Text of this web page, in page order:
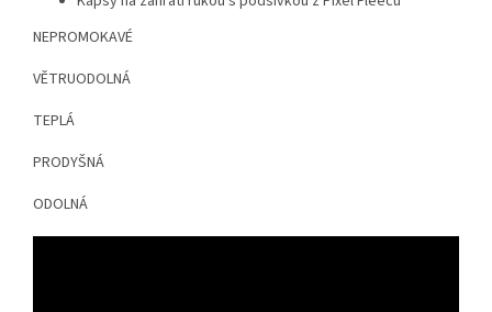
NEPROMOKAVÉ
VĚTRUODOLNÁ
TEPLÁ
PRODYŠNÁ
ODOLNÁ